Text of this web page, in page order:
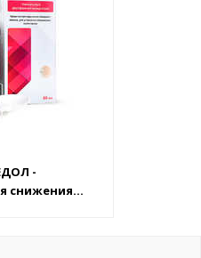
-
снижения...